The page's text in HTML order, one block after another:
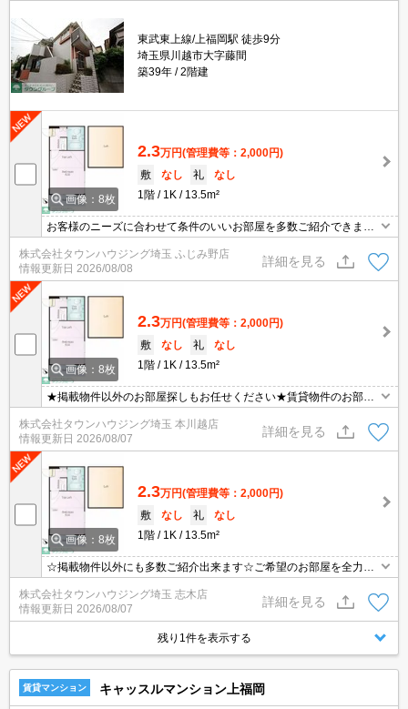
東武東上線/上福岡駅 徒歩9分
埼玉県川越市大字藤間
築39年
2階建
画像：8枚
2.3万円(管理費等：2,000円)
敷
なし 礼
なし
1階
1K 13.5m²
お客様のニーズに合わせて条件のいいお部屋を多数ご紹介できます♪
情報数No.1のタウンハウジングまで是非お問い合わせください！
株式会社タウンハウジング埼玉 ふじみ野店
情報更新日 2026/08/08
詳細を見る
画像：8枚
2.3万円(管理費等：2,000円)
敷
なし 礼
なし
1階
1K 13.5m²
★掲載物件以外のお部屋探しもお任せください★賃貸物件のお部屋
探しはタウンハウジングへ★
株式会社タウンハウジング埼玉 本川越店
情報更新日 2026/08/07
詳細を見る
画像：8枚
2.3万円(管理費等：2,000円)
敷
なし 礼
なし
1階
1K 13.5m²
☆掲載物件以外にも多数ご紹介出来ます☆ご希望のお部屋を全力で
お探しさせて頂きます♪
株式会社タウンハウジング埼玉 志木店
情報更新日 2026/08/07
詳細を見る
残り1件を表示する
賃貸マンション キャッスルマンション上福岡